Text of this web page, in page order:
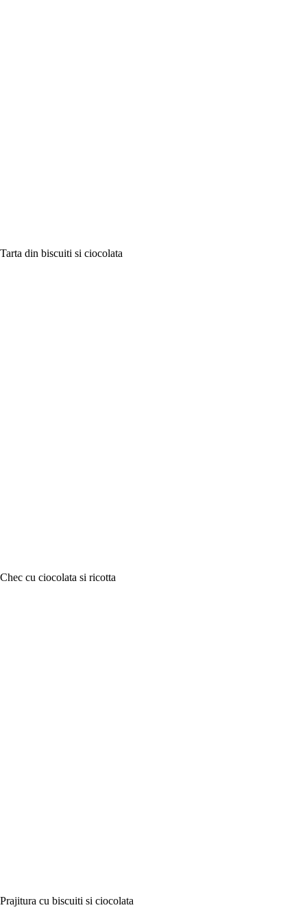
Tarta din biscuiti si ciocolata
Chec cu ciocolata si ricotta
Prajitura cu biscuiti si ciocolata